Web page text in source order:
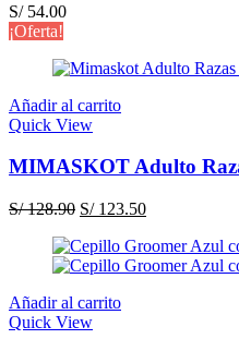
S/54.00
¡Oferta!
Añadir al carrito
Quick View
MIMASKOT Adulto
S/128.90 El
original
era:
S/123.50El
actual
es:
Añadir al carrito
Quick View